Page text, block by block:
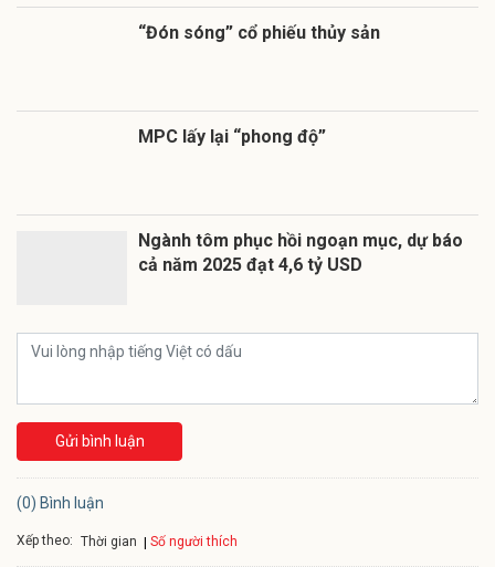
“Đón sóng” cổ phiếu thủy sản
MPC lấy lại “phong độ”
Ngành tôm phục hồi ngoạn mục, dự báo
cả năm 2025 đạt 4,6 tỷ USD
Gửi bình luận
(0) Bình luận
Xếp theo: Thời gian Số người thích